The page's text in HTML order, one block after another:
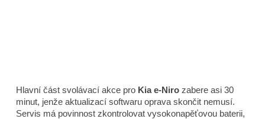
Hlavní část svolávací akce pro Kia e-Niro zabere asi 30
minut, jenže aktualizací softwaru oprava skončit nemusí.
Servis má povinnost zkontrolovat vysokonapěťovou baterii,